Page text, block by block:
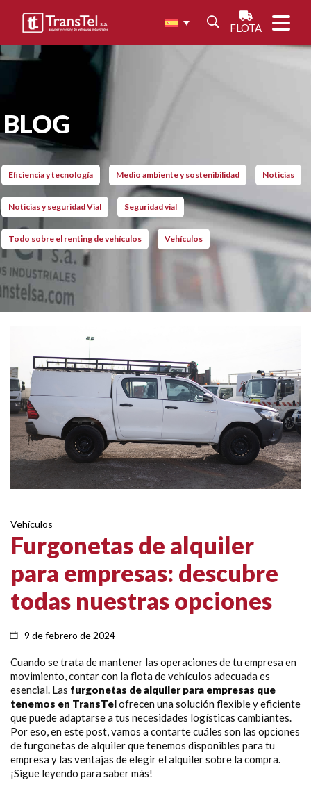
FLOTA
BLOG
Eficiencia y tecnología Medio ambiente y sostenibilidad Noticias
Noticias y seguridad Vial Seguridad vial
Todo sobre el renting de vehículos Vehículos
Vehículos
Furgonetas de alquiler
para empresas: descubre
todas nuestras opciones
9 de febrero de 2024
Cuando se trata de mantener las operaciones de tu empresa en
movimiento, contar con la flota de vehículos adecuada es
esencial. Las furgonetas de alquiler para empresas que
tenemos en TransTelofrecen una solución flexible y eficiente
que puede adaptarse a tus necesidades logísticas cambiantes.
Por eso, en este post, vamos a contarte cuáles son las opciones
de furgonetas de alquiler que tenemos disponibles para tu
empresa y las ventajas de elegir el alquiler sobre la compra.
¡Sigue leyendo para saber más!